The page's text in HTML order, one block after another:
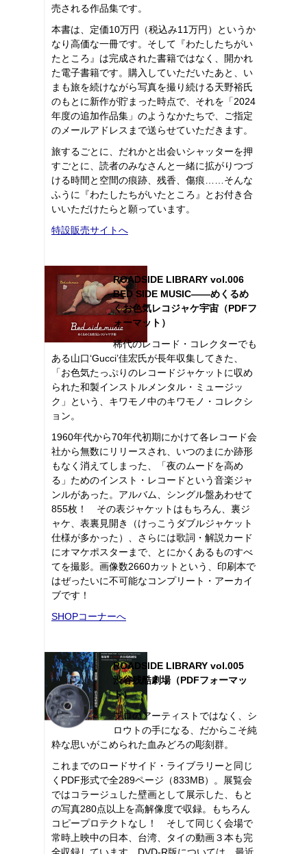
売される作品集です。
本書は、定価10万円（税込み11万円）というか
なり高価な一冊です。そして『わたしたちがい
たところ』は完成された書籍ではなく、開かれ
た電子書籍です。購入していただいたあと、い
まも旅を続けながら写真を撮り続ける天野裕氏
のもとに新作が貯まった時点で、それを「2024
年度の追加作品集」のようなかたちで、ご指定
のメールアドレスまで送らせていただきます。
旅するごとに、だれかと出会いシャッターを押
すごとに、読者のみなさんと一緒に拡がりつづ
ける時間と空間の痕跡、残香、傷痕……そんな
ふうに『わたしたちがいたところ』とお付き合
いいただけたらと願っています。
特設販売サイトへ
ROADSIDE LIBRARY vol.006
BED SIDE MUSIC――めくるめ
くお色気レコジャケ宇宙（PDFフ
ォーマット）
稀代のレコード・コレクターでも
ある山口‘Gucci’佳宏氏が長年収集してきた、
「お色気たっぷりのレコードジャケットに収め
られた和製インストルメンタル・ミュージッ
ク」という、キワモノ中のキワモノ・コレクシ
ョン。
1960年代から70年代初期にかけて各レコード会
社から無数にリリースされ、いつのまにか跡形
もなく消えてしまった、「夜のムードを高め
る」ためのインスト・レコードという音楽ジャ
ンルがあった。アルバム、シングル盤あわせて
855枚！ その表ジャケットはもちろん、裏ジ
ャケ、表裏見開き（けっこうダブルジャケット
仕様が多かった）、さらには歌詞・解説カード
にオマケポスターまで、とにかくあるものすべ
てを撮影。画像数2660カットという、印刷本で
はぜったいに不可能なコンプリート・アーカイ
ブです！
SHOPコーナーへ
ROADSIDE LIBRARY vol.005
渋谷残酷劇場（PDFフォーマッ
ト）
プロのアーティストではなく、シ
ロウトの手になる、だからこそ純
粋な思いがこめられた血みどろの彫刻群。
これまでのロードサイド・ライブラリーと同じ
くPDF形式で全289ページ（833MB）。展覧会
ではコラージュした壁画として展示した、もと
の写真280点以上を高解像度で収録。もちろん
コピープロテクトなし！ そして同じく会場で
常時上映中の日本、台湾、タイの動画３本も完
全収録しています。DVD-R版については、最近